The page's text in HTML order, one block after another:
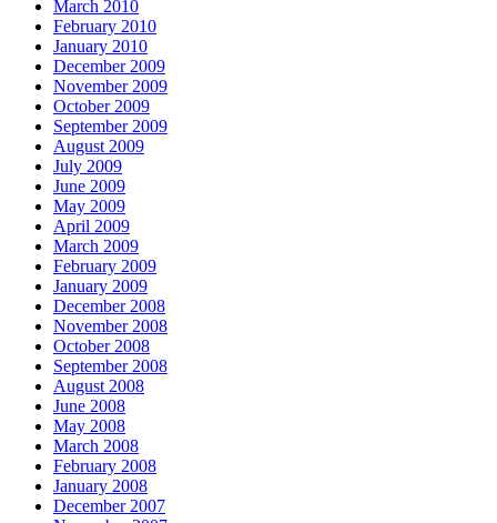
March 2010
February 2010
January 2010
December 2009
November 2009
October 2009
September 2009
August 2009
July 2009
June 2009
May 2009
April 2009
March 2009
February 2009
January 2009
December 2008
November 2008
October 2008
September 2008
August 2008
June 2008
May 2008
March 2008
February 2008
January 2008
December 2007